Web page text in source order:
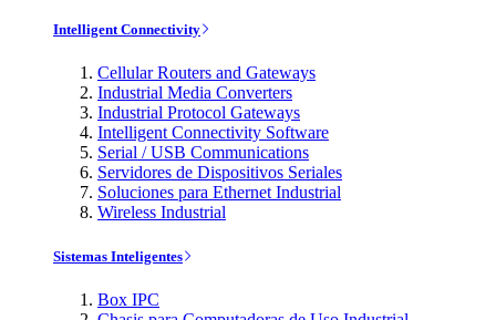
Intelligent Connectivity
Cellular Routers and Gateways
Industrial Media Converters
Industrial Protocol Gateways
Intelligent Connectivity Software
Serial / USB Communications
Servidores de Dispositivos Seriales
Soluciones para Ethernet Industrial
Wireless Industrial
Sistemas Inteligentes
Box IPC